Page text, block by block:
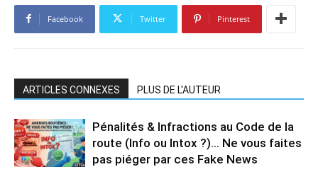
Facebook Twitter Pinterest
ARTICLES CONNEXES PLUS DE L'AUTEUR
Pénalités & Infractions au Code de la
route (Info ou Intox ?)… Ne vous faites
pas piéger par ces Fake News